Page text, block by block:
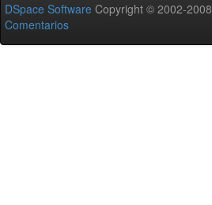
DSpace Software Copyright © 2002-2008
Comentarios